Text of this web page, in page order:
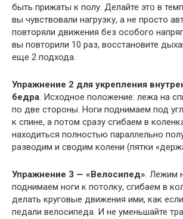
быть прижаты к полу. Делайте это в
вы чувствовали нагрузку, а не просто
повторяли движения без особого
вы повторили 10 раз, восстановите
еще 2 подхода.
Упражнение 2 для укрепления
бедра. Исходное положение: лежа на
по две стороны. Ноги поднимаем под
к спине, а потом сразу сгибаем в
находиться полностью параллельно
разводим и сводим колени (пятки
Упражнение 3 — «Велосипед». Лежим
поднимаем ноги к потолку, сгибаем в
делать круговые движения ими, как
педали велосипеда. И не уменьшайте